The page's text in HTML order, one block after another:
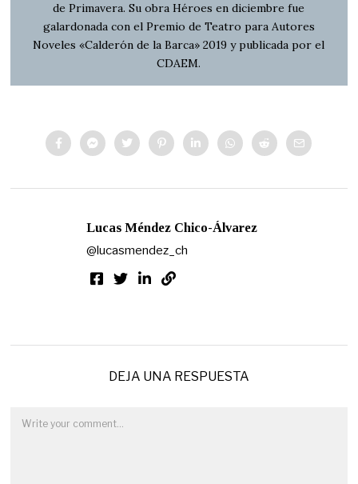
de Primavera. Su obra Héroes en diciembre fue
galardonada con el Premio de Teatro para Autores
Noveles «Calderón de la Barca» 2019 y publicada por el
CDAEM.
Lucas Méndez Chico-Álvarez
@lucasmendez_ch
DEJA UNA RESPUESTA